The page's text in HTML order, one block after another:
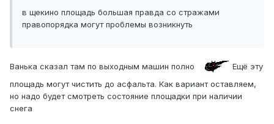
в щекино площадь большая правда со стражами
правопорядка могут проблемы возникнуть
Ванька сказал там по выходным машин полно
Ещё эту
площадь могут чистить до асфальта. Как вариант оставляем,
но надо будет смотреть состояние площадки при наличии
снега